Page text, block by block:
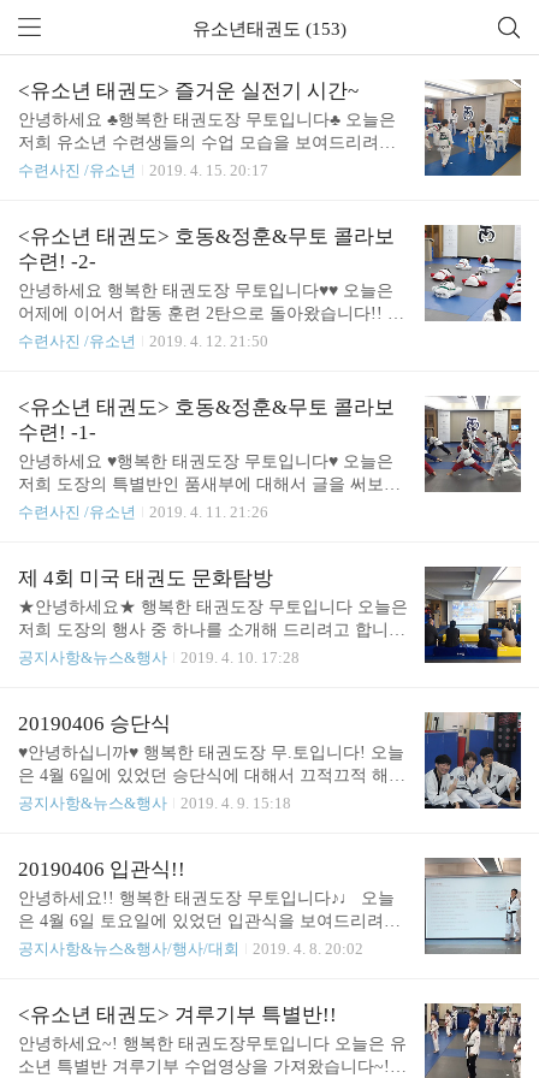
유소년태권도 (153)
<유소년 태권도> 즐거운 실전기 시간~
안녕하세요 ♣행복한 태권도장 무토입니다♣ 오늘은
저희 유소년 수련생들의 수업 모습을 보여드리려고
합니다 이번주 수련 목표는 "실.전.기"입니다! 실전
실전대비 수련입니다^^ 아이들의 수련모습 함께 보
시죠~!! . . . △수련 시작하기 전 선배가 앞으로 나와
서 차트를 걷는 모습입니다△ △명상△ 본 수업에 들
어가기 전 명상을 하고 있는 수련생의 모습입니다 수
업 시작 전에 명상을 하는 이유는 흥분했던 마음을
가라앉히고 수련생 스스로 오늘 어떻게 수업에 임할
△ 유단자들이 앞으로 나와서 몸을 풀고 있는 모습입
니다 △웜업△ 간단한 기초체력운동을 섞어서 열을
올려서 몸..
수련사진 /유소년 2019. 4. 15. 20:17
<유소년 태권도> 호동&정훈&무토 콜라보
수련! -2-
안녕하세요 행복한 태권도장 무토입니다♥♥ 오늘은
어제에 이어서 합동 훈련 2탄으로 돌아왔습니다!! 아
이들이 몸푸는 모습부터 ~ 수련하는 모습까지 자세
들 좀 보세요!!! 너무 유연하죠~♡ △이어서 기본발
차기 시간입니다^^△ 열심히 하는 모습이 정말 이쁘
지 않나요? 저는 아이들 보고만 있어도 뿌듯하고 기
분이 좋습니다~♡ △사진에 보이는 도구를 사용해서
발차기 훈련을 하려고 합니다△ 그냥 봐도 많이 어려
워 보이지 않나요?! 저는 시키면 힘들어서 못할 것 같
역시~!! 아이들은 못하는 것이 없네요♪ 집중하는 아
이들의 모습이 너무 멋있어요!! △밴드를 이..
수련사진 /유소년 2019. 4. 12. 21:50
<유소년 태권도> 호동&정훈&무토 콜라보
수련! -1-
안녕하세요 ♥행복한 태권도장 무토입니다♥ 오늘은
저희 도장의 특별반인 품새부에 대해서 글을 써보려
고 합니다! 이번 저희 도장 품새부에서 특별한 일이
러 가시죠~!!^^ ▽▽▽▽▽ △본 운동에 들어가기 전
에 다같이 몸을 풀고 있습니다△ △수련에 들어가기
전 수련방법을 듣고 있는 수련생들의 모습입니다△
△ △발차기 훈련이 끝난 후 이어서 품새 시연을 하
님과 사범님께 인사하고 있는 수련생들의 모습입니
다△ △ 합동훈련 단체사진입니다^^△ 내일은 합동
훈련하는 모습을 자세하게 보여드리려고 합니다 오
늘은 합동훈..
수련사진 /유소년 2019. 4. 11. 21:26
제 4회 미국 태권도 문화탐방
★안녕하세요★ 행복한 태권도장 무토입니다 오늘은
저희 도장의 행사 중 하나를 소개해 드리려고 합니
다!! 그것은 바로!!!!! . . . 제 4회 무카스 미국 태권도
제는 학부모님을 모시고 ▽미국 태권도 문화탐방 설
명회를 가지게 되었습니다▽ ▽다음으로 지난 미국
캠프의 아이들 사진을 한번 보실까요?!▽ △비행기
이들의 해맑은 모습이 정말 보기 좋네요^^△ 지난 미
은 모습을 찾아볼 수 있었습니다 ㅎㅎ 이번 캠프는 1
2박 15일의 일정으로 진행이 되는데요~ 어떻게 진행
이 될까요~?? ♥정말 기대가 됩니다♥
공지사항&뉴스&행사 2019. 4. 10. 17:28
20190406 승단식
♥안녕하십니까♥ 행복한 태권도장 무.토입니다! 오늘
은 4월 6일에 있었던 승단식에 대해서 끄적끄적 해볼
까 합니다!! 다들 보실 준비 되셨나요~??!! ↓↓지금 바
구들의 모습입니다↑ 많이 긴장한 것 같지 않나요??!
↑유소년 친구들의 승단식 모습입니다↑ 어느 때보다
진지한 눈빛이 제 마음을 사로잡았습니다☞☜ ↑성인
이 정말 멋있습니다!!⊙∪⊙☆ ↑승단식이 끝난 후 띠
수고하셨습니다♥
공지사항&뉴스&행사 2019. 4. 9. 15:18
20190406 입관식!!
안녕하세요!! 행복한 태권도장 무토입니다♪♩ 오늘
은 4월 6일 토요일에 있었던 입관식을 보여드리려고
합니다!!!! 입관식이란?! 저희 도장의 새로오신 수련
절 교육 시간입니다△ △아이들의 질문하는 모습입
니다△ 집중하고 있는 모습이 참 이쁘지않나요~?♡
△입관식 시작 전 몸푸는 모습입니다△ △본 운동 시
공지사항&뉴스&행사/행사/대회 2019. 4. 8. 20:02
<유소년 태권도> 겨루기부 특별반!!
안녕하세요~! 행복한 태권도장무토입니다 오늘은 유
소년 특별반 겨루기부 수업영상을 가져왔습니다~!